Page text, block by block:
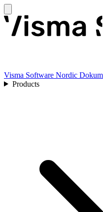
Visma Software Nordic
Products